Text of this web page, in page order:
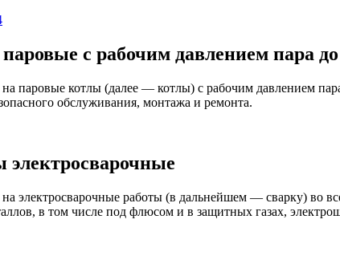
с рабочим давлением пара
на паровые котлы (далее — котлы) с рабочим давлением
обслуживания, монтажа и ремонта.
электросварочные работы (в дальнейшем — сварку) во
в том числе под флюсом и в защитных газах,